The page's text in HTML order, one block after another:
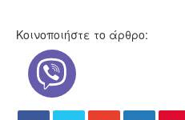
Κοινοποιήστε το άρθρο: